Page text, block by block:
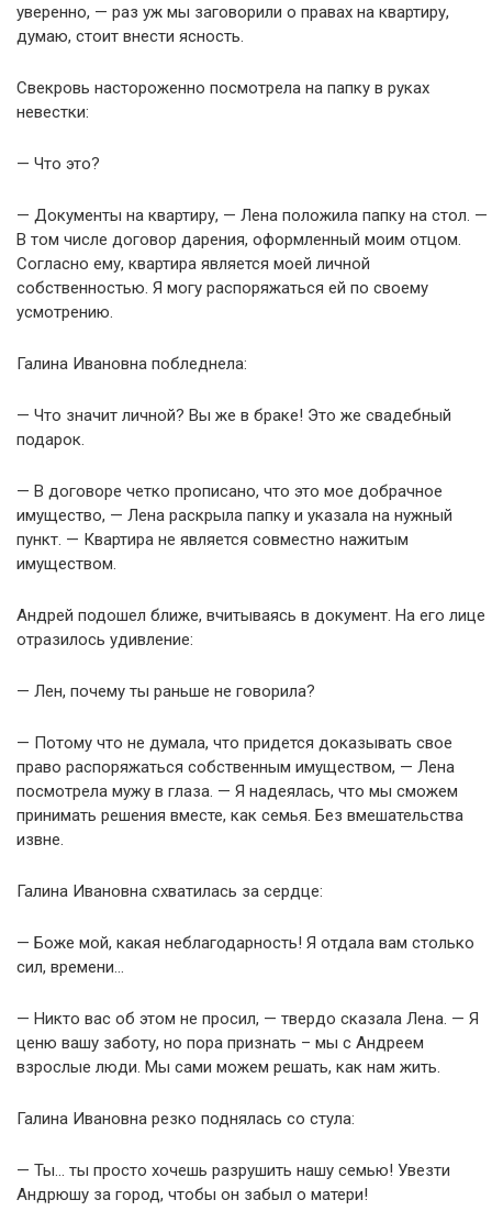
уверенно, — раз уж мы заговорили о правах на квартиру,
думаю, стоит внести ясность.
Свекровь настороженно посмотрела на папку в руках
невестки:
— Что это?
— Документы на квартиру, — Лена положила папку на стол. —
В том числе договор дарения, оформленный моим отцом.
Согласно ему, квартира является моей личной
собственностью. Я могу распоряжаться ей по своему
усмотрению.
Галина Ивановна побледнела:
— Что значит личной? Вы же в браке! Это же свадебный
подарок.
— В договоре четко прописано, что это мое добрачное
имущество, — Лена раскрыла папку и указала на нужный
пункт. — Квартира не является совместно нажитым
имуществом.
Андрей подошел ближе, вчитываясь в документ. На его лице
отразилось удивление:
— Лен, почему ты раньше не говорила?
— Потому что не думала, что придется доказывать свое
право распоряжаться собственным имуществом, — Лена
посмотрела мужу в глаза. — Я надеялась, что мы сможем
принимать решения вместе, как семья. Без вмешательства
извне.
Галина Ивановна схватилась за сердце:
— Боже мой, какая неблагодарность! Я отдала вам столько
сил, времени…
— Никто вас об этом не просил, — твердо сказала Лена. — Я
ценю вашу заботу, но пора признать – мы с Андреем
взрослые люди. Мы сами можем решать, как нам жить.
Галина Ивановна резко поднялась со стула:
— Ты… ты просто хочешь разрушить нашу семью! Увезти
Андрюшу за город, чтобы он забыл о матери!